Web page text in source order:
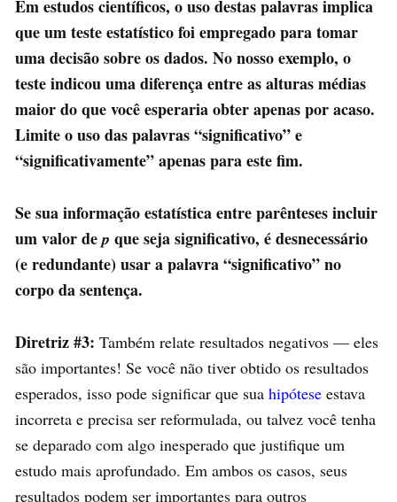
Em estudos científicos, o uso destas palavras implica
que um teste estatístico foi empregado para tomar
uma decisão sobre os dados. No nosso exemplo, o
teste indicou uma diferença entre as alturas médias
maior do que você esperaria obter apenas por acaso.
Limite o uso das palavras “significativo” e
“significativamente” apenas para este fim.
Se sua informação estatística entre parênteses incluir
um valor dep que seja significativo, é desnecessário
(e redundante) usar a palavra “significativo” no
corpo da sentença.
Diretriz #3: Também relate resultados negativos — eles
são importantes! Se você não tiver obtido os resultados
esperados, isso pode significar que sua hipótese estava
incorreta e precisa ser reformulada, ou talvez você tenha
se deparado com algo inesperado que justifique um
estudo mais aprofundado. Em ambos os casos, seus
resultados podem ser importantes para outros